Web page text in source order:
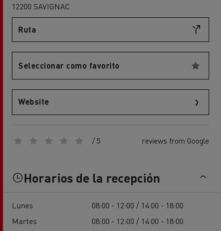
12200 SAVIGNAC
Ruta
Seleccionar como favorito
Website
/ 5 reviews from Google
Horarios de la recepción
Lunes
08:00 - 12:00 / 14:00 - 18:00
Martes
08:00 - 12:00 / 14:00 - 18:00